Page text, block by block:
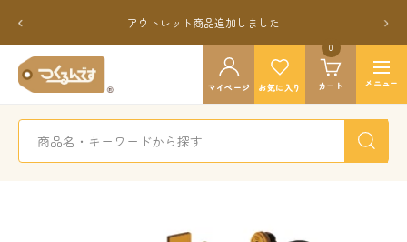
テ
戻
る
アウトレット商品追加しました
次
へ
つ
く
ん
す
マイページ お気に入り カート
0
ナ
ビ
ゲ
シ
メニュー